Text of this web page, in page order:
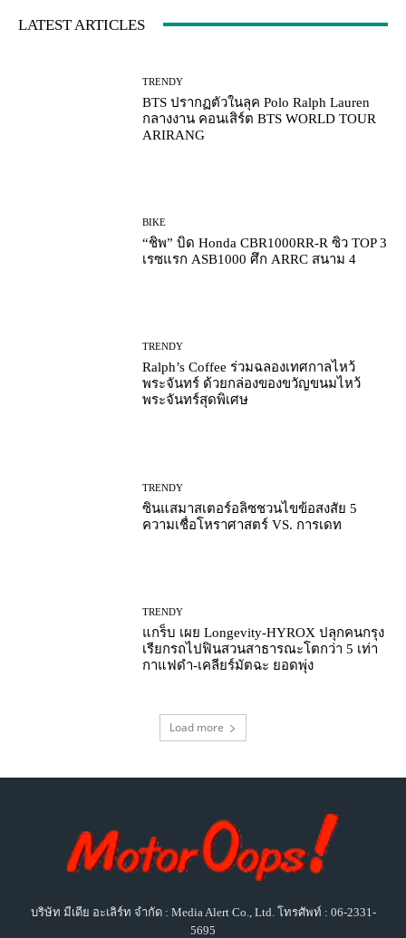
LATEST ARTICLES
TRENDY
BTS ปรากฏตัวในลุค Polo Ralph Lauren
กลางงาน คอนเสิร์ต BTS WORLD TOUR
ARIRANG
BIKE
“ชิพ” บิด Honda CBR1000RR-R ซิว TOP 3
เรซแรก ASB1000 ศึก ARRC สนาม 4
TRENDY
Ralph’s Coffee ร่วมฉลองเทศกาลไหว้
พระจันทร์ ด้วยกล่องของขวัญขนมไหว้
พระจันทร์สุดพิเศษ
TRENDY
ซินแสมาสเตอร์อลิซชวนไขข้อสงสัย 5
ความเชื่อโหราศาสตร์ VS. การเดท
TRENDY
แกร็บ เผย Longevity-HYROX ปลุกคนกรุง
เรียกรถไปฟินสวนสาธารณะโตกว่า 5 เท่า
กาแฟดำ-เคลียร์มัตฉะ ยอดพุ่ง
Load more
บริษัท มีเดีย อะเลิร์ท จำกัด : Media Alert Co., Ltd. โทรศัพท์ : 06-2331-
5695